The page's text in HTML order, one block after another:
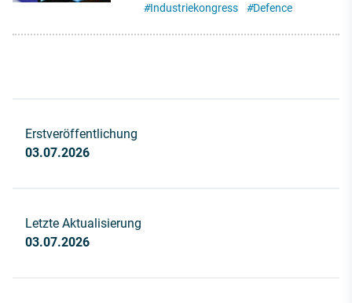
#Industriekongress #Defence
Erstveröffentlichung
03.07.2026
Letzte Aktualisierung
03.07.2026